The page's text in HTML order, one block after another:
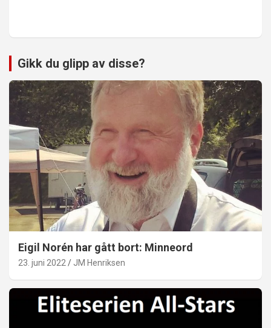
Gikk du glipp av disse?
Eigil Norén har gått bort: Minneord
23. juni 2022 JM Henriksen